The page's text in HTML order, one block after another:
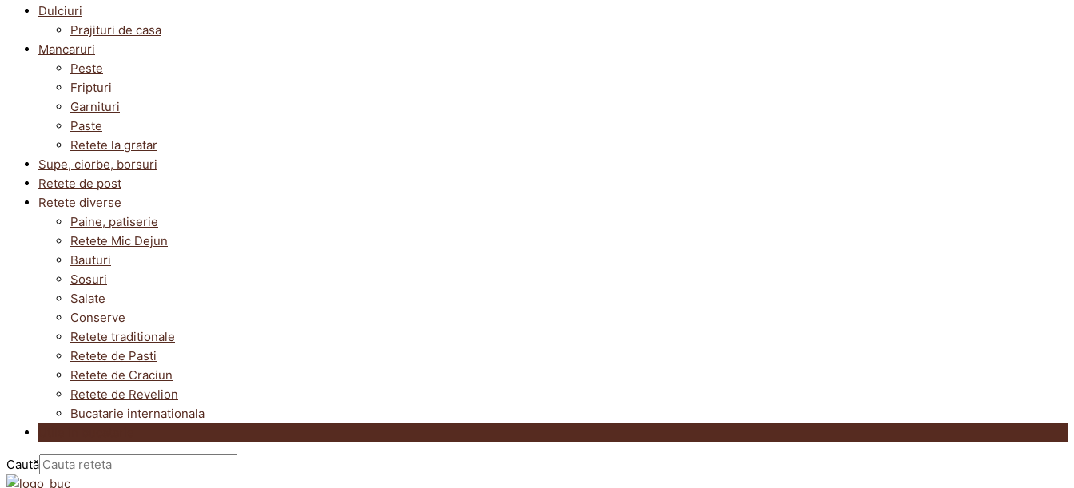
Dulciuri
Prajituri de casa
Mancaruri
Peste
Fripturi
Garnituri
Paste
Retete la gratar
Supe, ciorbe, borsuri
Retete de post
Retete diverse
Paine, patiserie
Retete Mic Dejun
Bauturi
Sosuri
Salate
Conserve
Retete traditionale
Retete de Pasti
Retete de Craciun
Retete de Revelion
Bucatarie internationala
Caută